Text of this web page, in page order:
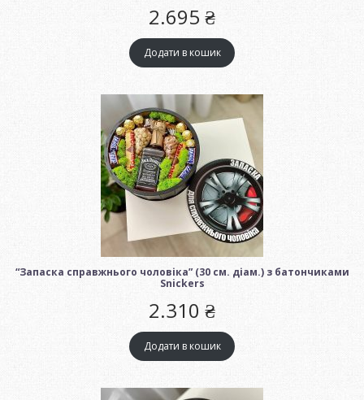
2.695 ₴
Додати в кошик
“Запаска справжнього чоловіка” (30 см. діам.) з батончиками
Snickers
2.310 ₴
Додати в кошик